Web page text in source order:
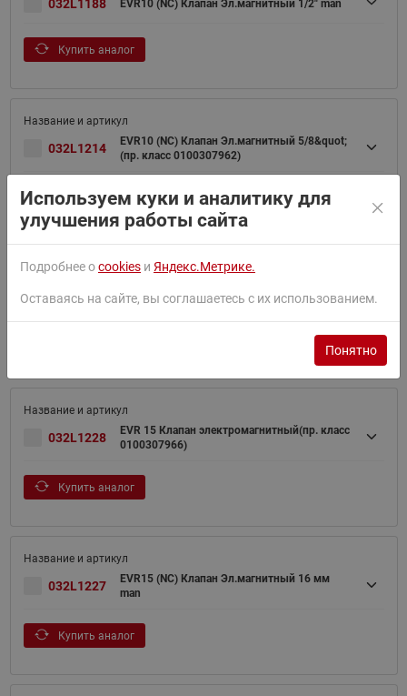
032L1188 EVR10 (NC) Клапан Эл.магнитный 1/2" man
Купить аналог
032L1214
EVR10 (NC) Клапан Эл.магнитный 5/8&quot;
(пр. класс 0100307962)
Купить аналог
032L7149 EVR10 (NC) Клапан Эл.магнитный 5/8" man
032L1228
EVR 15 Клапан электромагнитный(пр. класс
0100307966)
Купить аналог
032L1227
EVR15 (NC) Клапан Эл.магнитный 16 мм
man
Купить аналог
Используем куки и аналитику для
улучшения работы сайта
Подробнее оcookies и Яндекс.Метрике.
Оставаясь на сайте, вы соглашаетесь с их использованием.
Понятно